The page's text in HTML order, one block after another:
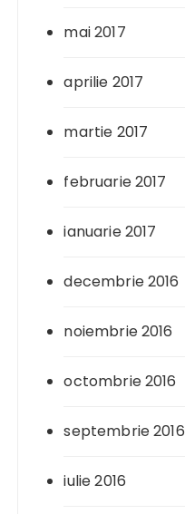
mai 2017
aprilie 2017
martie 2017
februarie 2017
ianuarie 2017
decembrie 2016
noiembrie 2016
octombrie 2016
septembrie 2016
iulie 2016